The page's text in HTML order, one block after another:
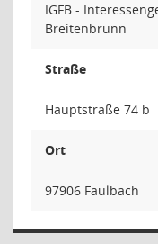
IGFB -
Breitenbrunn
Straße
Hauptstraße 74 b
Ort
97906 Faulbach